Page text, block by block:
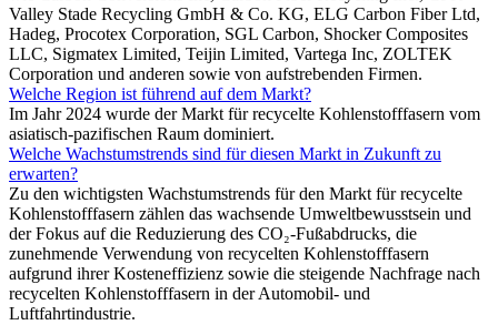
Valley Stade Recycling GmbH & Co. KG, ELG Carbon Fiber Ltd,
Hadeg, Procotex Corporation, SGL Carbon, Shocker Composites
LLC, Sigmatex Limited, Teijin Limited, Vartega Inc, ZOLTEK
Corporation und anderen sowie von aufstrebenden Firmen.
Welche Region ist führend auf dem Markt?
Im Jahr 2024 wurde der Markt für recycelte Kohlenstofffasern vom
asiatisch-pazifischen Raum dominiert.
Welche Wachstumstrends sind für diesen Markt in Zukunft zu
erwarten?
Zu den wichtigsten Wachstumstrends für den Markt für recycelte
Kohlenstofffasern zählen das wachsende Umweltbewusstsein und
der Fokus auf die Reduzierung des CO₂-Fußabdrucks, die
zunehmende Verwendung von recycelten Kohlenstofffasern
aufgrund ihrer Kosteneffizienz sowie die steigende Nachfrage nach
recycelten Kohlenstofffasern in der Automobil- und
Luftfahrtindustrie.